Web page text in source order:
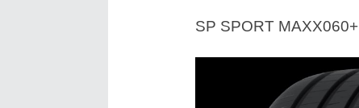
SP SPORT MAXX060+